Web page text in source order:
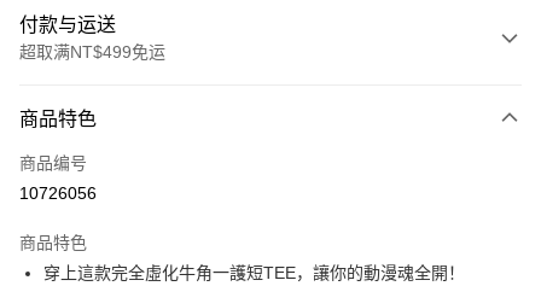
付款与运送
超取满NT$499免运
信用卡一次付款
超商取货付款
Apple Pay
商品特色
商品编号
10726056
商品特色
穿上這款完全虛化牛角一護短TEE，讓你的動漫魂全開！